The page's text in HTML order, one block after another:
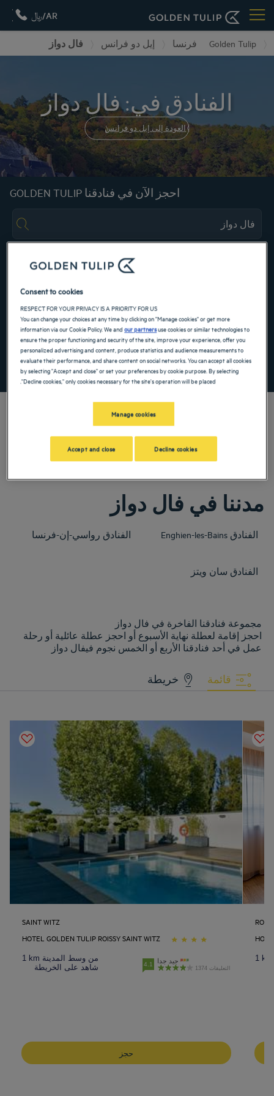
AR/﷼
Golden Tulip فرنسا إيل دو فرانس فال دواز
الفنادق في: فال دواز
العودة إلى إيل دو فرانس
احجز الآن في فنادقنا GOLDEN TULIP
ابحث عن فندق
أضِف رمزًا خاصًا
. تمتع لأقصى درجة بخدماتنا الترفيهية الواسعة وغرفنا المصممة لتوفير
الراحة.فال دواز. تمتع لأقصى درجة بخدماتنا الترفيهية الواسعة وغرفنا المصممة
مدننا في فال دواز
الفنادق Enghien-les-Bains الفنادق رواسي-إن-فرنسا
الفنادق سان ويتز
مجموعة فنادقنا الفاخرة في فال دواز
احجز إقامة لعطلة نهاية الأسبوع أو احجز عطلة عائلية أو رحلة
عمل في أحد فنادقنا الأربع أو الخمس نجوم فيفال دواز
قائمة خريطة
SAINT WITZ
HOTEL GOLDEN TULIP ROISSY SAINT WITZ
1 km من وسط المدينة
شاهد على الخريطة
4.1 جيد جدا
1374 التعليقات
حجز
فنادق بورجومي
فنادق القاهرة
Consent to cookies
RESPECT FOR YOUR PRIVACY IS A PRIORITY FOR US
You can change your choices at any time by clicking on "Manage cookies" or get more
information via our Cookie Policy. We andour partnersuse cookies or similar technologies to
ensure the proper functioning and security of the site, improve your experience, offer you
personalized advertising and content, produce statistics and audience measurements to
evaluate their performance, and share content on social networks. You can accept all cookies
by selecting "Accept and close" or set your preferences by cookie purpose. By selecting
"Decline cookies," only cookies necessary for the site's operation will be placed.
Manage cookies
Decline cookies
Accept and close